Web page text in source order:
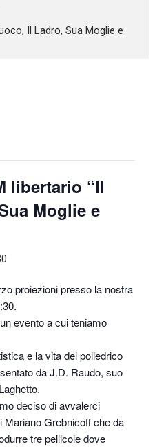
Il Ladro, Sua Moglie e
libertario “Il
Moglie e
proiezioni presso la nostra
evento a cui teniamo
e la vita del poliedrico
da J.D. Raudo, suo
deciso di avvalerci
Mariano Grebnicoff che da
tre pellicole dove